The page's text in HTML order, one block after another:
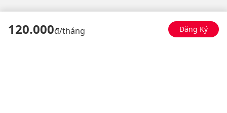
120.000đ/tháng Đăng Ký